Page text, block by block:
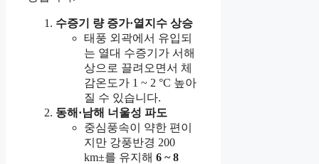
수증기 량 증가·열지수 상승
태풍 외곽에서 유입되
는 열대 수증기가 서해
상으로 끌려오면서 체
감온도가 1 ~ 2 °C 높아
질 수 있습니다.
동해·남해 너울성 파도
중심풍속이 약한 편이
지만 강풍반경 200
km±를 유지해 6 ~ 8